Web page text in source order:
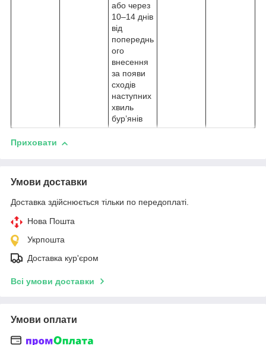
або через
10–14 днів
від
попереднь
ого
внесення
за появи
сходів
наступних
хвиль
бур’янів
Приховати
Умови доставки
Доставка здійснюється тільки по передоплаті.
Нова Пошта
Укрпошта
Доставка кур'єром
Всі умови доставки
Умови оплати